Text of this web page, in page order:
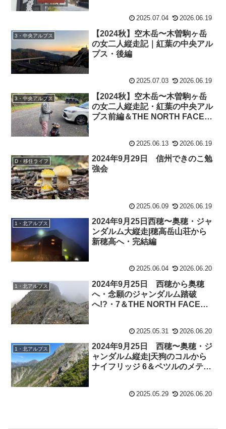
2025.07.04 2026.06.19
3・中央アルプス
【2024秋】空木岳〜木曽駒ヶ岳
の女二人縦走記｜紅葉の中央アル
プス・後編
2025.07.03 2026.06.19
3・中央アルプス
【2024秋】空木岳〜木曽駒ヶ岳
の女二人縦走記・紅葉の中央アル
プス前編＆THE NORTH FACEの
2025.06.13 2026.06.19
D・移住ライフ
2024年9月29日 信州できのこ勉
強会
2025.06.09 2026.06.19
1・北アルプス
2024年9月25日西穂〜奥穂・ジャ
ンダルム大縦走|穂高岳山荘から
新穂高へ・完結編
2025.06.04 2026.06.20
1・北アルプス
2024年9月25日 西穂から奥穂
へ・念願のジャンダルム踏破
へ!?・7＆THE NORTH FACEの
2025.05.31 2026.06.20
1・北アルプス
2024年9月25日 西穂〜奥穂・ジ
ャンダルム縦走|天狗のコルから
ナイフリッジ 6＆ペツルのメテオ
2025.05.29 2026.06.20